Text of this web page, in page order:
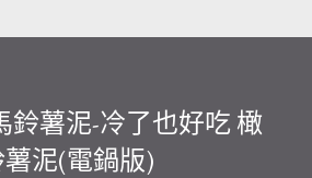
鈴薯泥-冷了也好吃 橄
泥(電鍋版)